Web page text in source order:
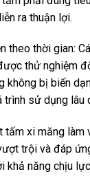
ra thuận lợi.
theo thời gian:
thử nghiệm
không bị biến
trình sử dụng lâu
tấm xi măng làm
trội và đáp
khả năng chịu